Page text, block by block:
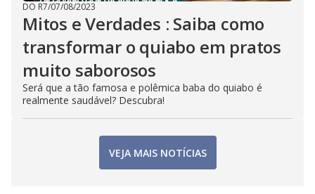
DO R7/07/08/2023
Mitos e Verdades : Saiba como
transformar o quiabo em pratos
muito saborosos
Será que a tão famosa e polêmica baba do quiabo é
realmente saudável? Descubra!
VEJA MAIS NOTÍCIAS